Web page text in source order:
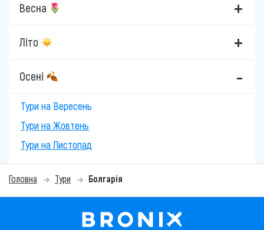
Весна
Літо
Осені
Тури на Вересень
Тури на Жовтень
Тури на Листопад
Головна Тури Болгарія